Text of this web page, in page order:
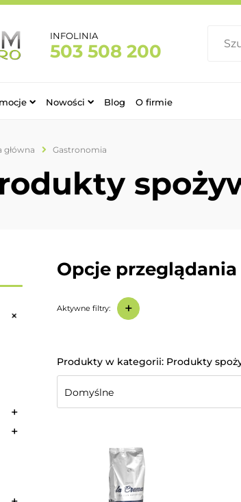
INFOLINIA
503 508 200
Nowości Blog O firmie
główna Gastronomia
Opcje przeglądania
Aktywne filtry: +
Produkty